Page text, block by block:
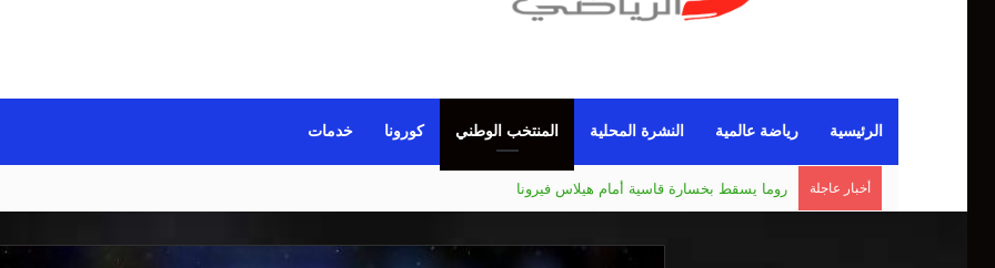
الرئيسية رياضة عالمية النشرة المحلية المنتخب الوطني كورونا خدمات
أخبار عاجلة مانشستر يونايتد يقدم أسوأ نسخة منذ 38 عاما